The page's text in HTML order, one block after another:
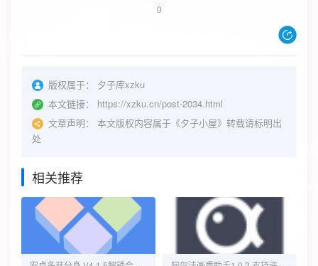
0
版权属于：
夕子库xzku
本文链接：
https://xzku.cn/post-2034.html
文章声明：
本文版权内容属于《夕子小屋》转载请标明出
处
相关推荐